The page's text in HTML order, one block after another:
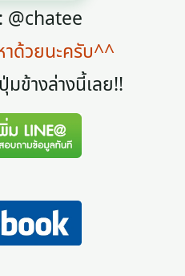
@chatee
ด้วยนะครับ^^
ข้างล่างนี้เลย!!